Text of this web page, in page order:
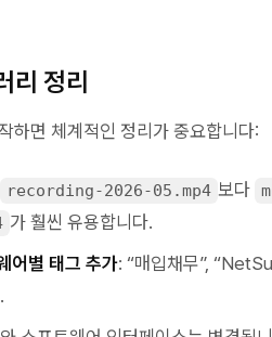
리 정리
하면 체계적인 정리가 중요합니다:
recording-2026-05.mp4 보다
가 훨씬 유용합니다.
어별 태그 추가: “매입채무”,